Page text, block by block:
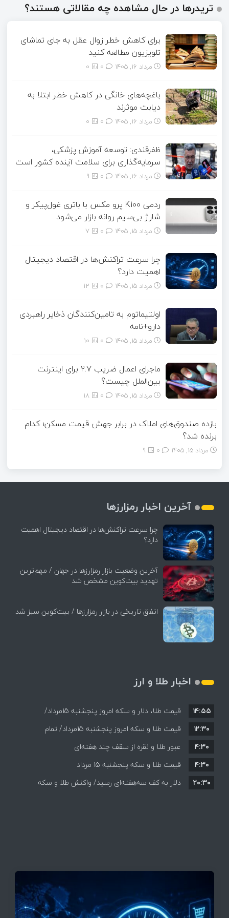
تریدرها در حال مشاهده چه مقالاتی هستند؟
برای کاهش خطر زوال عقل به جای تماشای
تلویزیون مطالعه کنید
مرداد ۱۶, ۱۴۰۵ 0
باغچه‌های خانگی در کاهش خطر ابتلا به
دیابت موثرند
مرداد ۱۶, ۱۴۰۵ 0
ظفرقندی: توسعه آموزش پزشکی،
سرمایه‌گذاری برای سلامت آینده کشور است
مرداد ۱۶, ۱۴۰۵ 9
ردمی K100 پرو مکس با باتری غول‌پیکر و
شارژ بی‌سیم روانه بازار می‌شود
مرداد ۱۵, ۱۴۰۵ 7
چرا سرعت تراکنش‌ها در اقتصاد دیجیتال
اهمیت دارد؟
مرداد ۱۵, ۱۴۰۵ 12
اولتیماتوم به تامین‌کنندگان ذخایر راهبردی
دارو+نامه
مرداد ۱۵, ۱۴۰۵ 10
ماجرای اعمال ضریب ۲.۷ برای اینترنت
بین‌الملل چیست؟
مرداد ۱۵, ۱۴۰۵ 18
بازده صندوق‌های املاک در برابر جهش قیمت مسکن؛ کدام
برنده شد؟
مرداد ۱۵, ۱۴۰۵ 9
آخرین اخبار رمزارزها
چرا سرعت تراکنش‌ها در اقتصاد دیجیتال اهمیت
دارد؟
آخرین وضعیت بازار رمزارزها در جهان / مهم‌ترین
تهدید بیت‌کوین مشخص شد
اتفاق تاریخی در بازار رمزارزها / بیت‌کوین سبز شد
اخبار طلا و ارز
قیمت طلا، دلار و سکه امروز پنجشنبه 15مرداد/
افزایش قیمت ها + جدول
۱۴:۵۵
قیمت طلا و سکه امروز پنجشنبه 15مرداد/ تمام
قیمت ها بر مدار افزایش + جدول
۱۲:۳۰
عبور طلا و نقره از سقف چند هفته‌ای
۴:۳۰
قیمت طلا و سکه پنجشنبه 15 مرداد
۴:۳۰
دلار به کف سه‌هفته‌ای رسید/ واکنش طلا و سکه
۲۰:۳۰